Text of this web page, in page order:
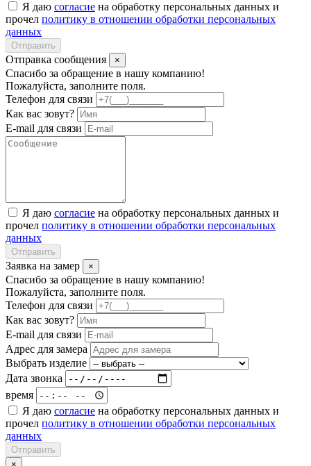
Я даю согласие на обработку персональных данных и
прочел политику в отношении обработки персональных
данных
Отправить
Отправка сообщения ×
Спасибо за обращение в нашу компанию!
Пожалуйста, заполните поля.
Телефон для связи
Как вас зовут?
E-mail для связи
Я даю согласие на обработку персональных данных и
прочел политику в отношении обработки персональных
данных
Отправить
Заявка на замер ×
Спасибо за обращение в нашу компанию!
Пожалуйста, заполните поля.
Телефон для связи
Как вас зовут?
E-mail для связи
Адрес для замера
Выбрать изделие
Дата звонка
время
Я даю согласие на обработку персональных данных и
прочел политику в отношении обработки персональных
данных
Отправить